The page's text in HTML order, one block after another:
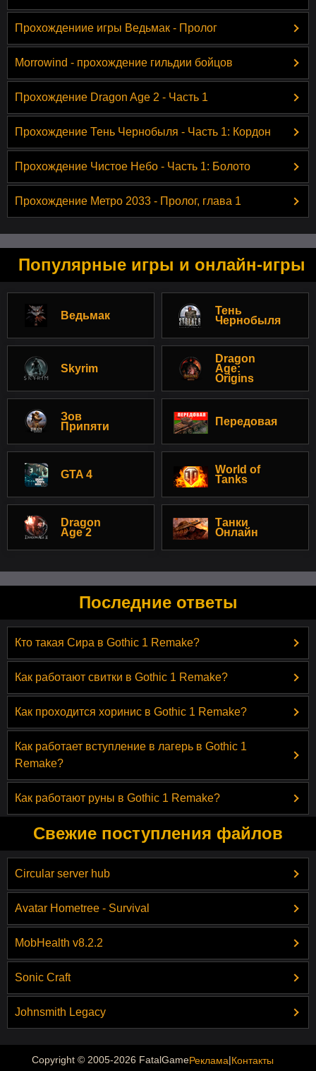
Прохождениие игры Ведьмак - Пролог
Morrowind - прохождение гильдии бойцов
Прохождение Dragon Age 2 - Часть 1
Прохождение Тень Чернобыля - Часть 1: Кордон
Прохождение Чистое Небо - Часть 1: Болото
Прохождение Метро 2033 - Пролог, глава 1
Популярные игры и онлайн-игры
Ведьмак
Тень
Чернобыля
Skyrim
Dragon
Age:
Origins
Зов
Припяти
Передовая
GTA 4
World of
Tanks
Dragon
Age 2
Танки
Онлайн
Последние ответы
Кто такая Сира в Gothic 1 Remake?
Как работают свитки в Gothic 1 Remake?
Как проходится хоринис в Gothic 1 Remake?
Как работает вступление в лагерь в Gothic 1
Remake?
Как работают руны в Gothic 1 Remake?
Свежие поступления файлов
Circular server hub
Avatar Hometree - Survival
MobHealth v8.2.2
Sonic Craft
Johnsmith Legacy
Copyright © 2005-2026 FatalGameРеклама|Контакты